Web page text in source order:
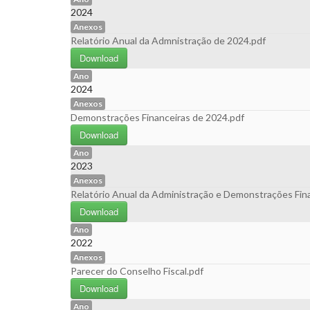
2024
Anexos
Relatório Anual da Admnistração de 2024.pdf
Download
Ano
2024
Anexos
Demonstrações Financeiras de 2024.pdf
Download
Ano
2023
Anexos
Relatório Anual da Administração e Demonstrações
Download
Ano
2022
Anexos
Parecer do Conselho Fiscal.pdf
Download
Ano